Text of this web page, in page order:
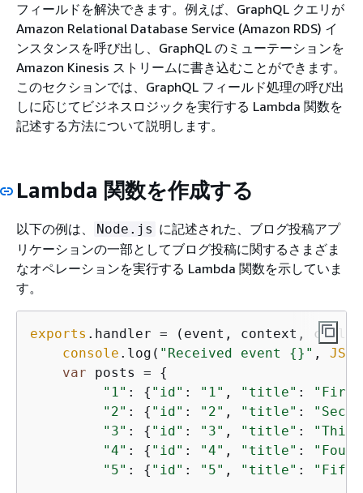
フィールドを解決できます。例えば、GraphQL クエリが
Amazon Relational Database Service (Amazon RDS) イ
ンスタンスを呼び出し、GraphQL のミューテーションを
Amazon Kinesis ストリームに書き込むことができます。
このセクションでは、GraphQL フィールド処理の呼び出
しに応じてビジネスロジックを実行する Lambda 関数を
記述する方法について説明します。
Lambda 関数を作成する
以下の例は、 Node.js に記述された、ブログ投稿アプ
リケーションの一部としてブログ投稿に関するさまざま
なオペレーションを実行する Lambda 関数を示していま
す。
exports .handler = ( event, context,
console .log( "Received event {}" , JSON
var posts = {
"1" : { "id" : "1" , "title" :
"First
"2" : { "id" : "2" , "title" :
"3" : { "id" : "3" , "title" :
"4" : { "id" : "4" , "title" :
"5" : { "id" : "5" , "title" : "Fifth